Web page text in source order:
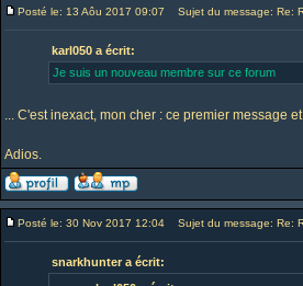
Posté le: 13 Aôu 2017 09:07 Sujet du message: Re:
karl050 a écrit:
Je suis un nouveau membre sur ce forum
... C'est inexact, mon cher : ce premier message
Adios.
Posté le: 30 Nov 2017 12:04 Sujet du message: Re:
snarkhunter a écrit: